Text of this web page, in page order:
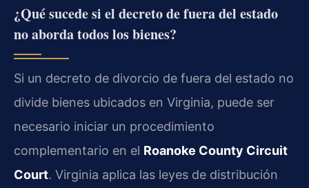
¿Qué sucede si el decreto de fuera del estado
no aborda todos los bienes?
Si un decreto de divorcio de fuera del estado no
divide bienes ubicados en Virginia, puede ser
necesario iniciar un procedimiento
complementario en el Roanoke County Circuit
Court. Virginia aplica las leyes de distribución